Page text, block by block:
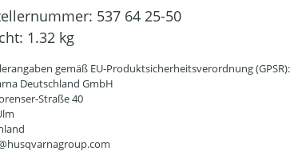
537 64 25-50
1.32 kg
gemäß EU-Produktsicherheitsverordnung (GPSR):
Deutschland GmbH
Straße 40